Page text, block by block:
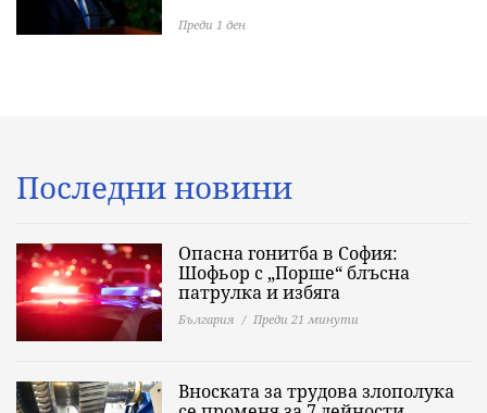
Преди 1 ден
Последни новини
Опасна гонитба в София:
Шофьор с „Порше“ блъсна
патрулка и избяга
България Преди 21 минути
Вноската за трудова злополука